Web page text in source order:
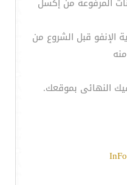
الإنفو قبل الشروع من
النهائى بموقعك.